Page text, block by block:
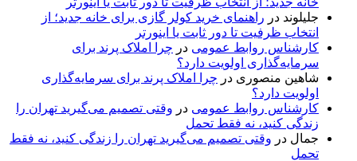
جلیلوند در راهنمای خرید کولر گازی برای خانه جدید؛ از
انتخاب ظرفیت تا دور ثابت یا اینورتر
کارشناس روابط عمومی در چرا املاک پرند برای
سرمایه‌گذاری اولویت دارد؟
شاهین منصوری در چرا املاک پرند برای سرمایه‌گذاری
اولویت دارد؟
کارشناس روابط عمومی در وقتی تصمیم می‌گیرید تهران را
زندگی کنید، نه فقط تحمل
جمال در وقتی تصمیم می‌گیرید تهران را زندگی کنید، نه فقط
تحمل